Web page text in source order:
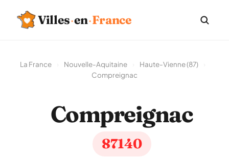
Villes·en·France
La France Nouvelle-Aquitaine Haute-Vienne (87)
Compreignac
Compreignac
87140